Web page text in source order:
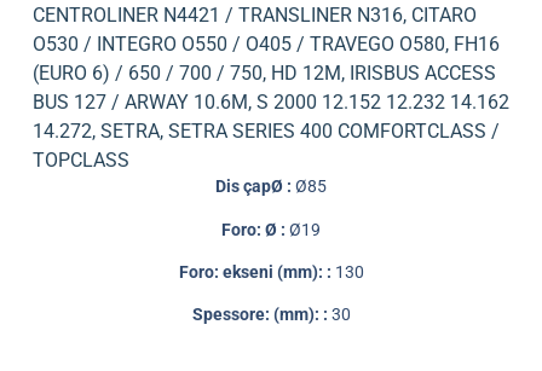
CENTROLINER N4421 / TRANSLINER N316, CITARO
O530 / INTEGRO O550 / O405 / TRAVEGO O580, FH16
(EURO 6) / 650 / 700 / 750, HD 12M, IRISBUS ACCESS
BUS 127 / ARWAY 10.6M, S 2000 12.152 12.232 14.162
14.272, SETRA, SETRA SERIES 400 COMFORTCLASS /
TOPCLASS
Dis çapØ : Ø85
Foro: Ø : Ø19
Foro: ekseni (mm): : 130
Spessore: (mm): : 30